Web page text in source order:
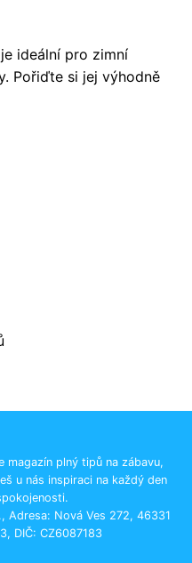
ideální pro zimní
Pořiďte si jej výhodně
plný tipů na zábavu,
u nás inspiraci na každý den
Adresa: Nová Ves 272, 46331
DIČ: CZ6087183